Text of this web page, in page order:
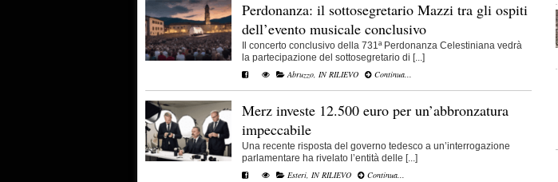
Perdonanza: il sottosegretario Mazzi tra gli ospiti
dell’evento musicale conclusivo
Il concerto conclusivo della 731ª Perdonanza Celestiniana vedrà
la partecipazione del sottosegretario di [...]
Abruzzo, IN RILIEVO Continua...
Merz investe 12.500 euro per un’abbronzatura
impeccabile
Una recente risposta del governo tedesco a un’interrogazione
parlamentare ha rivelato l’entità delle [...]
Esteri, IN RILIEVO Continua...